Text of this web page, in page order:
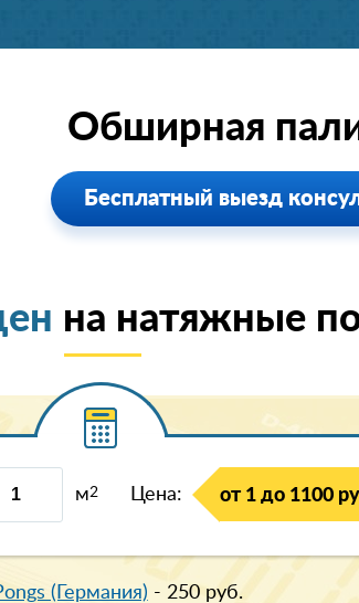
Обширная
Бесплатный выезд
на натяжные
м2 Цена: от 1 до 1100
(Германия) - 250руб.